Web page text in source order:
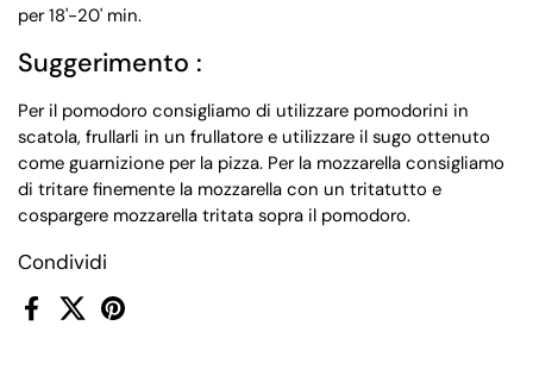
Condividi
FacebookX (Twitter)Pinterest
per 18'-20' min.
Suggerimento :
Per il pomodoro consigliamo di utilizzare pomodorini in
scatola, frullarli in un frullatore e utilizzare il sugo ottenuto
come guarnizione per la pizza. Per la mozzarella consigliamo
di tritare finemente la mozzarella con un tritatutto e
cospargere mozzarella tritata sopra il pomodoro.